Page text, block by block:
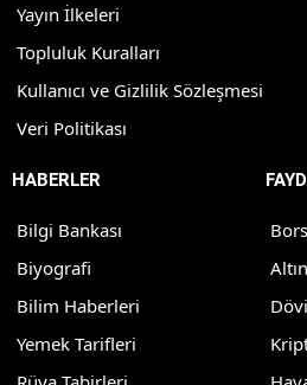
Yayın İlkeleri
Topluluk Kuralları
Kullanıcı ve Gizlilik Sözleşmesi
Veri Politikası
HABERLER
Bilgi Bankası
Biyografi
Bilim Haberleri
Yemek Tarifleri